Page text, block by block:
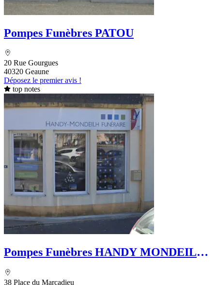
Pompes Funèbres PATOU
20 Rue Gourgues
40320 Geaune
Déposez le premier avis !
top notes
Pompes Funèbres HANDY MONDEILH -
38 Place du Marcadieu